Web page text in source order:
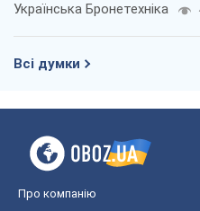
Українська Бронетехніка
Всі думки
Про компанію